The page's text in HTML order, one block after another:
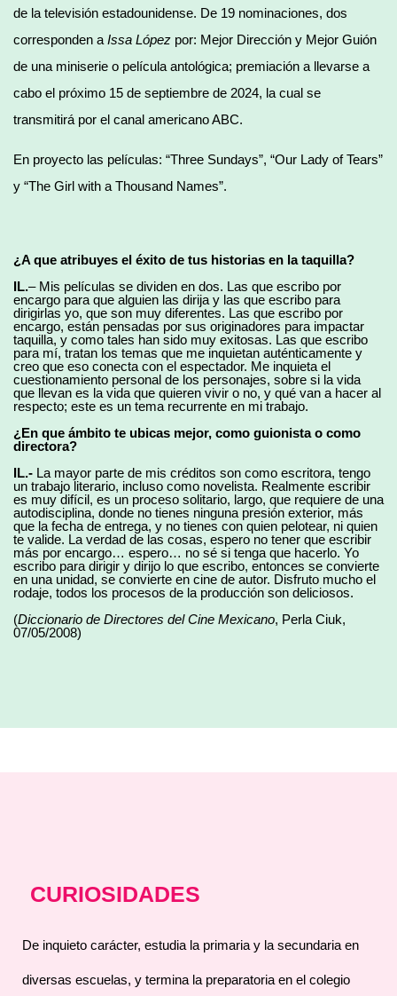
de la televisión estadounidense. De 19 nominaciones, dos
corresponden a Issa López por: Mejor Dirección y Mejor Guión
de una miniserie o película antológica; premiación a llevarse a
cabo el próximo 15 de septiembre de 2024, la cual se
transmitirá por el canal americano ABC.
En proyecto las películas: “Three Sundays”, “Our Lady of Tears”
y “The Girl with a Thousand Names”.
¿A que atribuyes el éxito de tus historias en la taquilla?
IL.– Mis películas se dividen en dos. Las que escribo por
encargo para que alguien las dirija y las que escribo para
dirigirlas yo, que son muy diferentes. Las que escribo por
encargo, están pensadas por sus originadores para impactar
taquilla, y como tales han sido muy exitosas. Las que escribo
para mí, tratan los temas que me inquietan auténticamente y
creo que eso conecta con el espectador. Me inquieta el
cuestionamiento personal de los personajes, sobre si la vida
que llevan es la vida que quieren vivir o no, y qué van a hacer al
respecto; este es un tema recurrente en mi trabajo.
¿En que ámbito te ubicas mejor, como guionista o como
directora?
IL.- La mayor parte de mis créditos son como escritora, tengo
un trabajo literario, incluso como novelista. Realmente escribir
es muy difícil, es un proceso solitario, largo, que requiere de una
autodisciplina, donde no tienes ninguna presión exterior, más
que la fecha de entrega, y no tienes con quien pelotear, ni quien
te valide. La verdad de las cosas, espero no tener que escribir
más por encargo… espero… no sé si tenga que hacerlo. Yo
escribo para dirigir y dirijo lo que escribo, entonces se convierte
en una unidad, se convierte en cine de autor. Disfruto mucho el
rodaje, todos los procesos de la producción son deliciosos.
(Diccionario de Directores del Cine Mexicano, Perla Ciuk,
07/05/2008)
CURIOSIDADES
De inquieto carácter, estudia la primaria y la secundaria en
diversas escuelas, y termina la preparatoria en el colegio